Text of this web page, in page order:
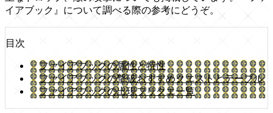
イアブック』について調べる際の参考にどうぞ。
目次
ファイアブックの属性と特性
ファイアブックの撃破おすすめクエストとテーブル
ファイアブックの出現フリクエ一覧